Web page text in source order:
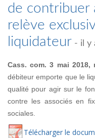
de contribuer
relève
liquidateur - il y
Cass. com. 3 mai 2018,
débiteur emporte que le
qualité pour agir sur le
contre les associés en
sociales.
Télécharger le